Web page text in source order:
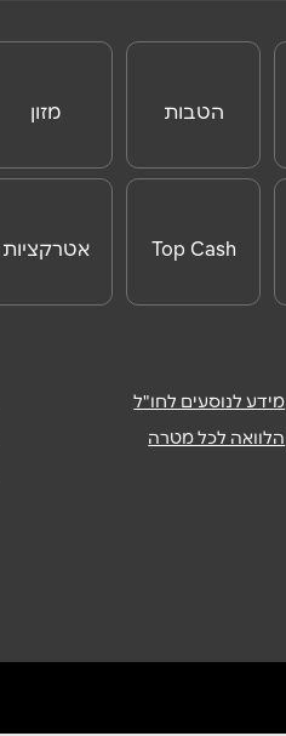
הטבות
מזון
Top Cash אטרקציות
מידע לנוסעים לחו"ל
הלוואה לכל מטרה